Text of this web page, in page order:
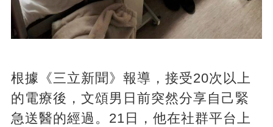
根據《三立新聞》報導，接受20次以上
的電療後，文頌男日前突然分享自己緊
急送醫的經過。21日，他在社群平台上